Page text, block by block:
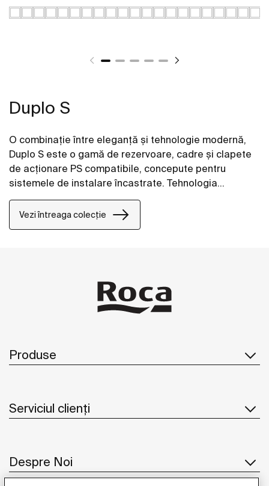
Duplo S
O combinație între eleganță și tehnologie modernă,
Duplo S este o gamă de rezervoare, cadre și clapete
de acționare PS compatibile, concepute pentru
sistemele de instalare încastrate. Tehnologia
avansată de conectare prin cabluri și caracteristicile
lor fac ca aceste produse să se potrivească perfect
într-o varietate de spații de baie. Duplo S este
acționare din gama PS sunt disponibile într-o
varietate de stiluri și finisaje, astfel încât să poată fi
integrate armonios în orice interior, menținând în
Vezi întreaga colecție
Produse
Serviciul clienți
Despre Noi